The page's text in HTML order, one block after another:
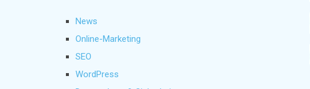
News
Online-Marketing
SEO
WordPress